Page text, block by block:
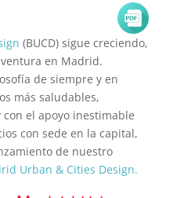
(BUCD) sigue creciendo,
en Madrid.
de siempre y en
más saludables,
el apoyo inestimable
con sede en la capital,
de nuestro
Urban & Cities Design.